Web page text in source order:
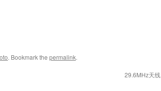
. Bookmark the permalink.
29.6MHz天线